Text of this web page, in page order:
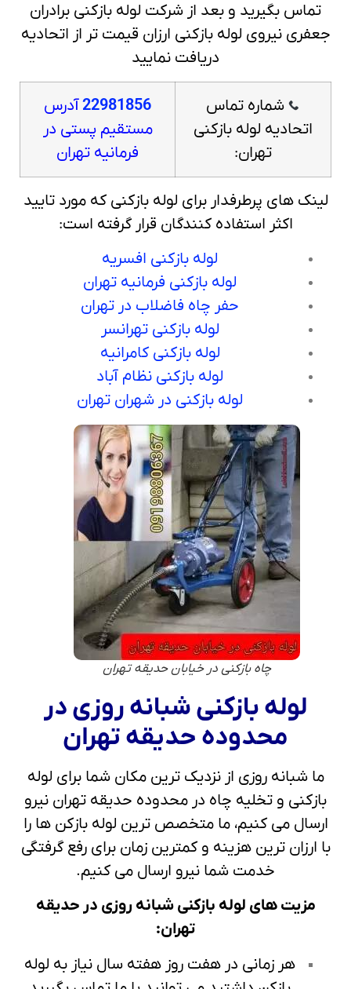
تماس بگیرید و بعد از شرکت لوله بازکنی برادران
جعفری نیروی لوله بازکنی ارزان قیمت تر از اتحادیه
دریافت نمایید
شماره تماس
اتحادیه لوله بازکنی
تهران:
22981856آدرس
مستقیم پستی در
فرمانیه تهران
لینک های پرطرفدار برای لوله بازکنی که مورد تایید
اکثر استفاده کنندگان قرار گرفته است:
لوله بازکنی افسریه
لوله بازکنی فرمانیه تهران
حفر چاه فاضلاب در تهران
لوله بازکنی تهرانسر
لوله بازکنی کامرانیه
لوله بازکنی نظام آباد
لوله بازکنی در شهران تهران
چاه بازکنی در خیابان حدیقه تهران
لوله بازکنی شبانه روزی در
محدوده حدیقه تهران
ما شبانه روزی از نزدیک ترین مکان شما برای لوله
بازکنی و تخلیه چاه در محدوده حدیقه تهران نیرو
ارسال می کنیم، ما متخصص ترین لوله بازکن ها را
با ارزان ترین هزینه و کمترین زمان برای رفع گرفتگی
خدمت شما نیرو ارسال می کنیم.
مزیت های لوله بازکنی شبانه روزی در حدیقه
تهران:
هر زمانی در هفت روز هفته سال نیاز به لوله